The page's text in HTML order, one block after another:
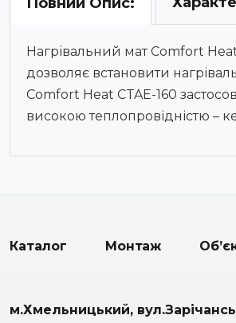
Нагрівальний мат Comfort
дозволяє встановити
Comfort Heat CTAE-160
високою теплопровідністю –
Каталог Монтаж
м.Хмельницький,